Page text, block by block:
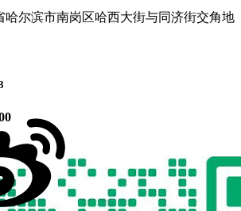
哈尔滨市南岗区哈西大街与同济街交角地